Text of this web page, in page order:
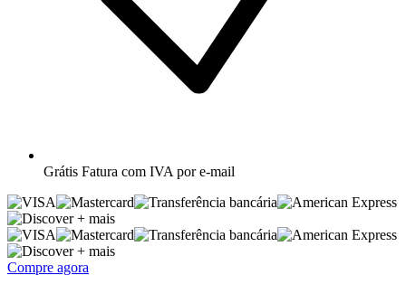
Grátis Fatura com IVA por e-mail
+ mais
+ mais
Compre agora